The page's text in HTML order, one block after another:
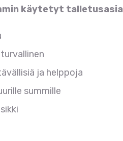
käytetyt
ja helppoja
summille